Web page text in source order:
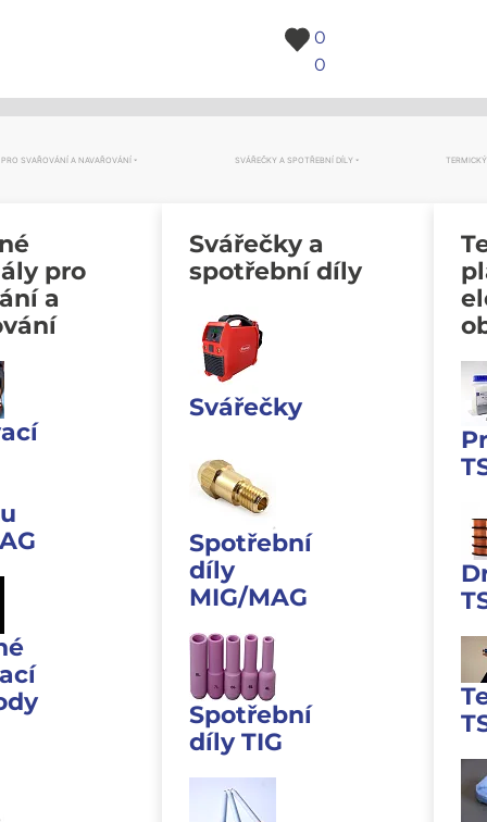
0
0
SVAŘOVÁNÍ A NAVAŘOVÁNÍ
pro
a
SVÁŘEČKY A SPOTŘEBNÍ DÍLY
Svářečky a
spotřební díly
Svářečky
Spotřební
díly
MIG/MAG
Spotřební
díly TIG